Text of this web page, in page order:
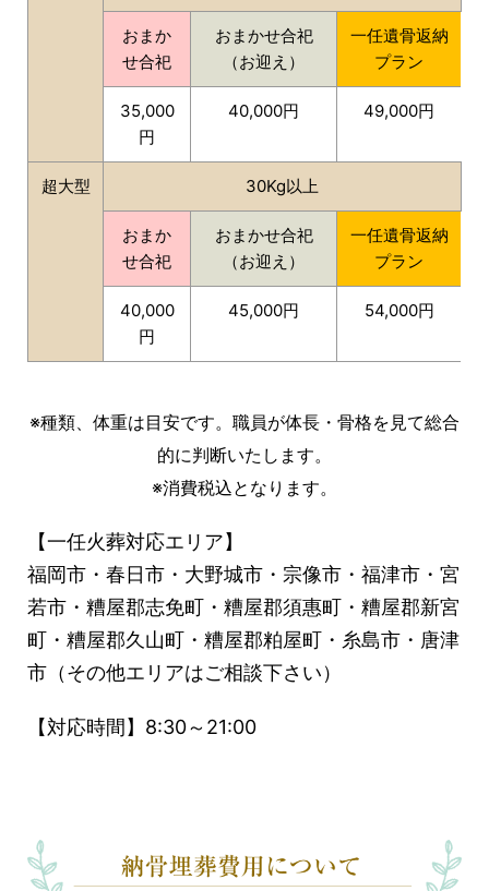
おまか
せ合祀
おまかせ合祀
（お迎え）
一任遺骨返納
プラン
35,000
円
40,000円 49,000円
超大型 30Kg以上
おまか
せ合祀
おまかせ合祀
（お迎え）
一任遺骨返納
プラン
40,000
円
45,000円 54,000円
※種類、体重は目安です。職員が体長・骨格を見て総合
的に判断いたします。
※消費税込となります。
【一任火葬対応エリア】
福岡市・春日市・大野城市・宗像市・福津市・宮
若市・糟屋郡志免町・糟屋郡須惠町・糟屋郡新宮
町・糟屋郡久山町・糟屋郡粕屋町・糸島市・唐津
市（その他エリアはご相談下さい）
【対応時間】8:30～21:00